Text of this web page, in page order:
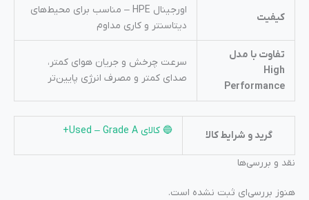
کیفیت
اورجینال HPE – مناسب برای محیط‌های
دیتاسنتر و کاری مداوم
تفاوت با مدل
High
Performance
سرعت چرخش و جریان هوای کمتر،
صدای کمتر و مصرف انرژی پایین‌تر
گرید و شرایط کالا 🔵 کالای Used – Grade A+
نقد و بررسی‌ها
هنوز بررسی‌ای ثبت نشده است.